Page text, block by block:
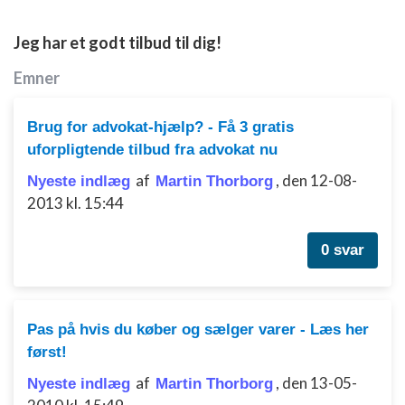
Måle indholdseffektivitet
Forstå målgrupper gennem statistikker eller
kilder
Udvikle og forbedre tjenester
Bruge begrænsede oplysninger til at vælge
indhold
Identificere enheder baseret på aktivt
anmodede oplysninger
Nødvendig
Jeg har et godt tilbud til dig!
Emner
Brug for advokat-hjælp? - Få 3 gratis
uforpligtende tilbud fra advokat nu
Nyeste indlæg af Martin Thorborg , den 12-08-
2013 kl. 15:44
0 svar
Pas på hvis du køber og sælger varer - Læs her
først!
Nyeste indlæg af Martin Thorborg , den 13-05-